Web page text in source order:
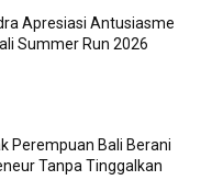
Apresiasi Antusiasme
Summer Run 2026
Perempuan Bali Berani
Tanpa Tinggalkan